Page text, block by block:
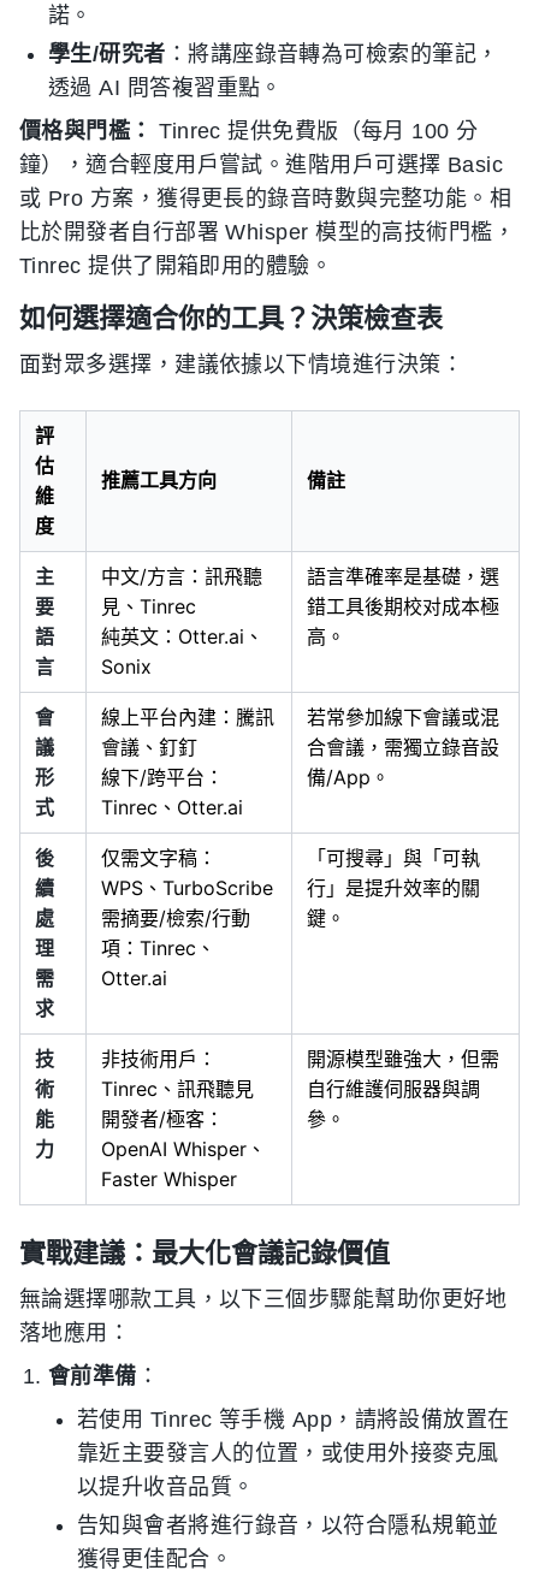
諾。
學生/研究者 ：將講座錄音轉為可檢索的筆記，
透過 AI 問答複習重點。
價格與門檻：
Tinrec 提供免費版（每月 100 分
鐘），適合輕度用戶嘗試。進階用戶可選擇 Basic
或 Pro 方案，獲得更長的錄音時數與完整功能。相
比於開發者自行部署 Whisper 模型的高技術門檻，
Tinrec 提供了開箱即用的體驗。
如何選擇適合你的工具？決策檢查表
面對眾多選擇，建議依據以下情境進行決策：
評
估
維
度
推薦工具方向 備註
主
要
語
言
中文/方言：訊飛聽
見、Tinrec
純英文：Otter.ai、
Sonix
語言準確率是基礎，選
錯工具後期校对成本極
高。
會
議
形
式
線上平台內建：騰訊
會議、釘釘
線下/跨平台：
Tinrec、Otter.ai
若常參加線下會議或混
合會議，需獨立錄音設
備/App。
後
續
處
理
需
求
仅需文字稿：
WPS、TurboScribe
需摘要/檢索/行動
項：Tinrec、
Otter.ai
「可搜尋」與「可執
行」是提升效率的關
鍵。
技
術
能
力
非技術用戶：
Tinrec、訊飛聽見
開發者/極客：
OpenAI Whisper、
Faster Whisper
開源模型雖強大，但需
自行維護伺服器與調
參。
實戰建議：最大化會議記錄價值
無論選擇哪款工具，以下三個步驟能幫助你更好地
落地應用：
會前準備 ：
若使用 Tinrec 等手機 App，請將設備放置在
靠近主要發言人的位置，或使用外接麥克風
以提升收音品質。
告知與會者將進行錄音，以符合隱私規範並
獲得更佳配合。